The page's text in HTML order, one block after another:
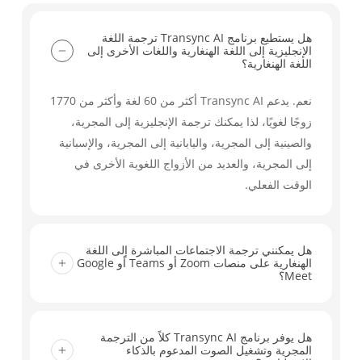
هل يستطيع برنامج Transync AI ترجمة اللغة
الإنجليزية إلى اللغة الهنغارية واللغات الأخرى إلى
اللغة الهنغارية؟
نعم. يدعم Transync AI أكثر من 60 لغة وأكثر من 1770
زوجًا لغويًا، لذا يمكنك ترجمة الإنجليزية إلى المجرية،
والصينية إلى المجرية، واليابانية إلى المجرية، والإسبانية
إلى المجرية، والعديد من الأزواج اللغوية الأخرى في
الوقت الفعلي.
هل يمكنني ترجمة الاجتماعات المباشرة إلى اللغة
الهنغارية على منصات Zoom أو Teams أو Google
Meet؟
وGoogle Meet وغيرها من أدوات الاجتماعات الرئيسية،
مما يساعدك على ترجمة المحادثات المباشرة إلى اللغة
هل يوفر برنامج Transync AI كلاً من الترجمة
المجرية وتشغيل الصوت المدعوم بالذكاء